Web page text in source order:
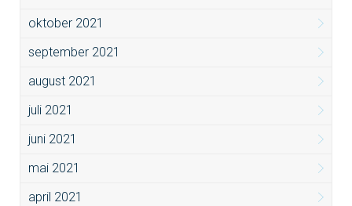
oktober 2021
september 2021
august 2021
juli 2021
juni 2021
mai 2021
april 2021